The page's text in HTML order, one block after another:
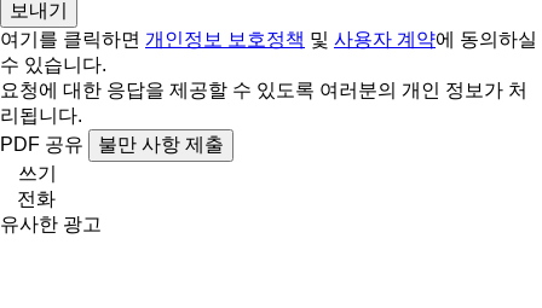
여기를 클릭하면 개인정보 보호정책 및 사용자 계약에 동의하실
수 있습니다.
요청에 대한 응답을 제공할 수 있도록 여러분의 개인 정보가 처
리됩니다.
PDF 공유
불만 사항 제출
쓰기
전화
유사한 광고